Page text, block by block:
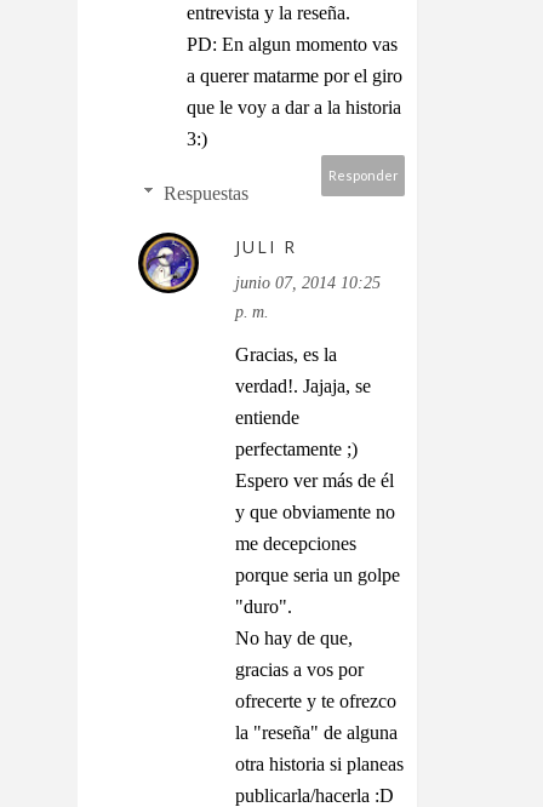
entrevista y la reseña.
PD: En algun momento vas
a querer matarme por el giro
que le voy a dar a la historia
3:)
Responder
Respuestas
JULI R
junio 07, 2014 10:25
p. m.
Gracias, es la
verdad!. Jajaja, se
entiende
perfectamente ;)
Espero ver más de él
y que obviamente no
me decepciones
porque seria un golpe
"duro".
No hay de que,
gracias a vos por
ofrecerte y te ofrezco
la "reseña" de alguna
otra historia si planeas
publicarla/hacerla :D